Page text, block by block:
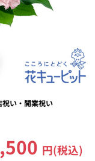
い・開業祝い
円(税込)